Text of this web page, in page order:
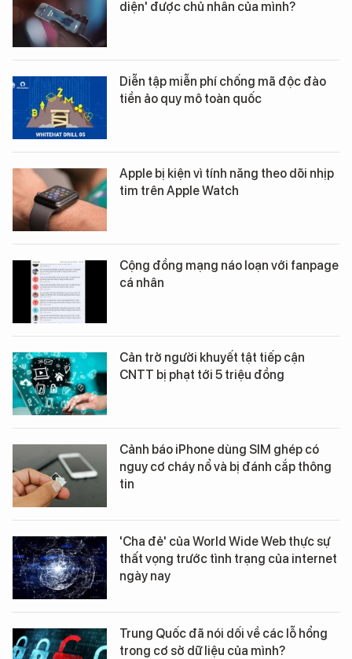
diện' được chủ nhân của mình?
Diễn tập miễn phí chống mã độc đào
tiền ảo quy mô toàn quốc
Apple bị kiện vì tính năng theo dõi nhịp
tim trên Apple Watch
Cộng đồng mạng náo loạn với fanpage
cá nhân
Cản trở người khuyết tật tiếp cận
CNTT bị phạt tới 5 triệu đồng
Cảnh báo iPhone dùng SIM ghép có
nguy cơ cháy nổ và bị đánh cắp thông
tin
'Cha đẻ' của World Wide Web thực sự
thất vọng trước tình trạng của internet
ngày nay
Trung Quốc đã nói dối về các lỗ hổng
trong cơ sở dữ liệu của mình?